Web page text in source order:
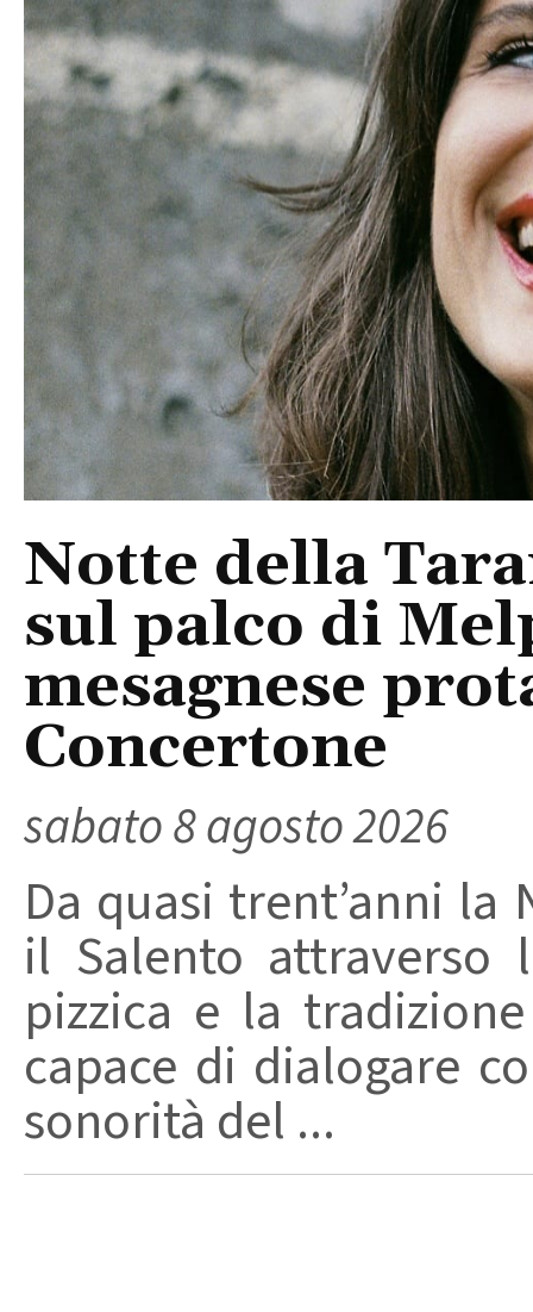
Notte della
sul palco di
mesagnese
Concertone
sabato 8 agosto 2026
Da quasi trent’anni
il Salento attraverso
pizzica e la
capace di dialogare
sonorità del ...